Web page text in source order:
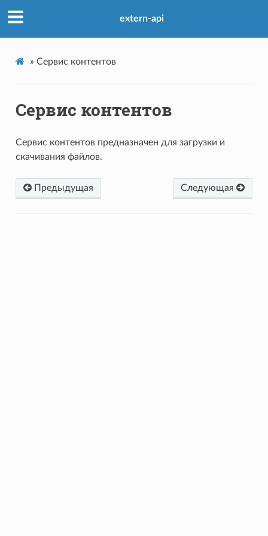
extern-api
» Сервис контентов
Сервис контентов
Сервис контентов предназначен для загрузки и
скачивания файлов.
Предыдущая Следующая